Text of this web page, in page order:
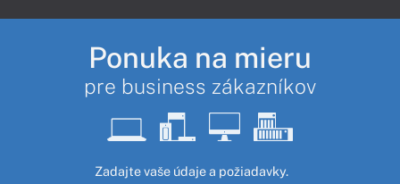
Ponuka na mieru
pre business zákazníkov
Zadajte vaše údaje a požiadavky.